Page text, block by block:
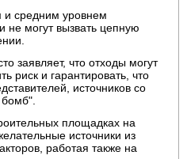
и средним уровнем
не могут вызвать цепную
заявляет, что отходы могут
риск и гарантировать, что
источников со
площадках на
источники из
работая также на